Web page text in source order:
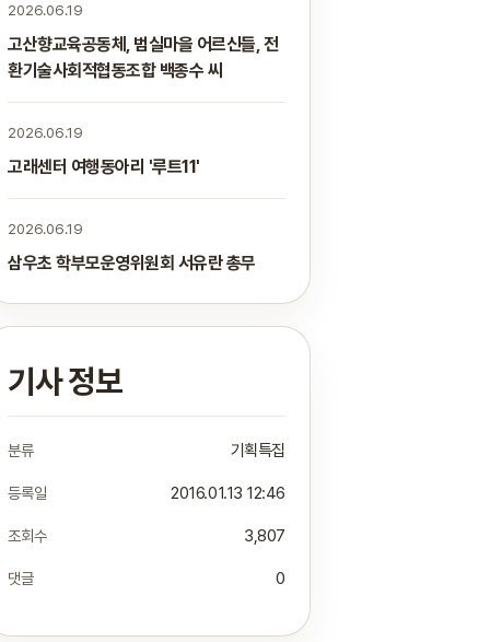
2026.06.19
고산향교육공동체, 범실마을 어르신들, 전
환기술사회적협동조합 백종수 씨
2026.06.19
고래센터 여행동아리 '루트11'
2026.06.19
삼우초 학부모운영위원회 서유란 총무
기사 정보
분류 기획특집
등록일 2016.01.13 12:46
조회수 3,807
댓글 0